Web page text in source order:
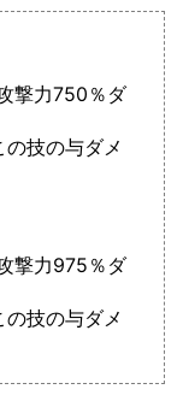
撃力750％ダ
技の与ダメ
撃力975％ダ
技の与ダメ